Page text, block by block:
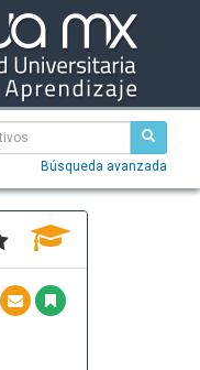
Búsqueda avanzada